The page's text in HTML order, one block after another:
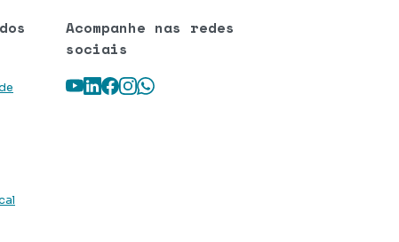
Acompanhe nas redes
sociais
Youtube
LinkedIn
Facebook
Instagram
WhatsApp